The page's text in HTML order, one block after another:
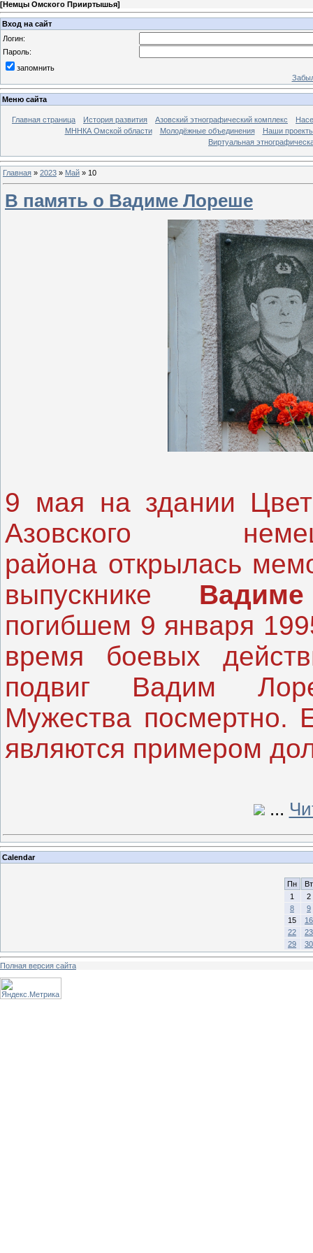
[Немцы Омского Прииртышья]
Вход на сайт
Логин:
Пароль:
запомнить
Меню сайта
Главная страница История развития Азовский этнографический комплекс
МННКА Омской области
Молодёжные объединения
Наши
Виртуальная
Главная » 2023 » Май » 10
В память о Вадиме Лореше
9 мая на здании
Азовского
района открылась
выпускнике
погибшем 9 января
время боевых
подвиг Вадим
Мужества посмертно.
являются примером
...
Calendar
Пн
Вт
1
2
8
9
15
16
22
23
29
30
Полная версия сайта